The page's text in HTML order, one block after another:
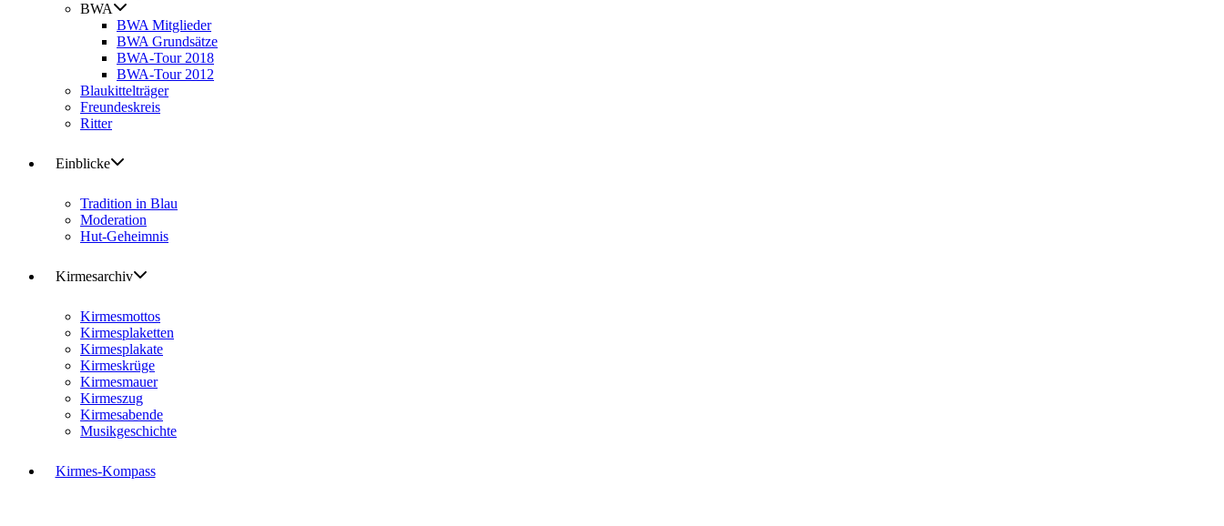
BWA
BWA Mitglieder
BWA Grundsätze
BWA-Tour 2018
BWA-Tour 2012
Blaukittelträger
Freundeskreis
Ritter
Einblicke
Tradition in Blau
Moderation
Hut-Geheimnis
Kirmesarchiv
Kirmesmottos
Kirmesplaketten
Kirmesplakate
Kirmeskrüge
Kirmesmauer
Kirmeszug
Kirmesabende
Musikgeschichte
Kirmes-Kompass